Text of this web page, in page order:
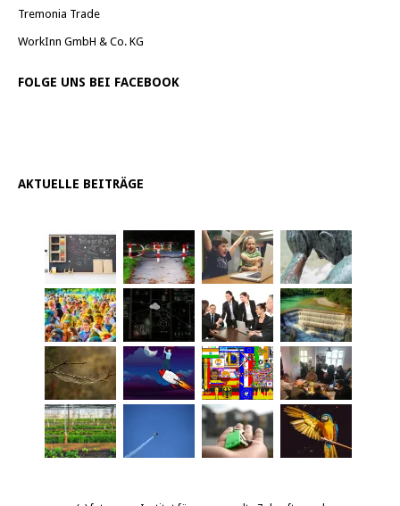
Tremonia Trade
WorkInn GmbH & Co. KG
FOLGE UNS BEI FACEBOOK
AKTUELLE BEITRÄGE